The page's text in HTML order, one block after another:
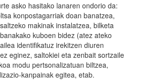
asko hasitako lanaren ondorio da:
konpostagarriak doan banatzea,
makinak instalatzea, bilketa
kuboen bidez (atez ateko
identifikatuz irekitzen diuren
eginez, saltokiei eta zenbait sortzaile
modu pertsonalizatuan biltzea,
kanpainak egitea, etab.